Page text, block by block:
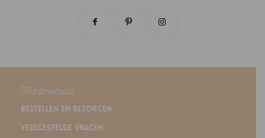
Klantenservice
Bestellen en bezorgen
Veelgestelde vragen